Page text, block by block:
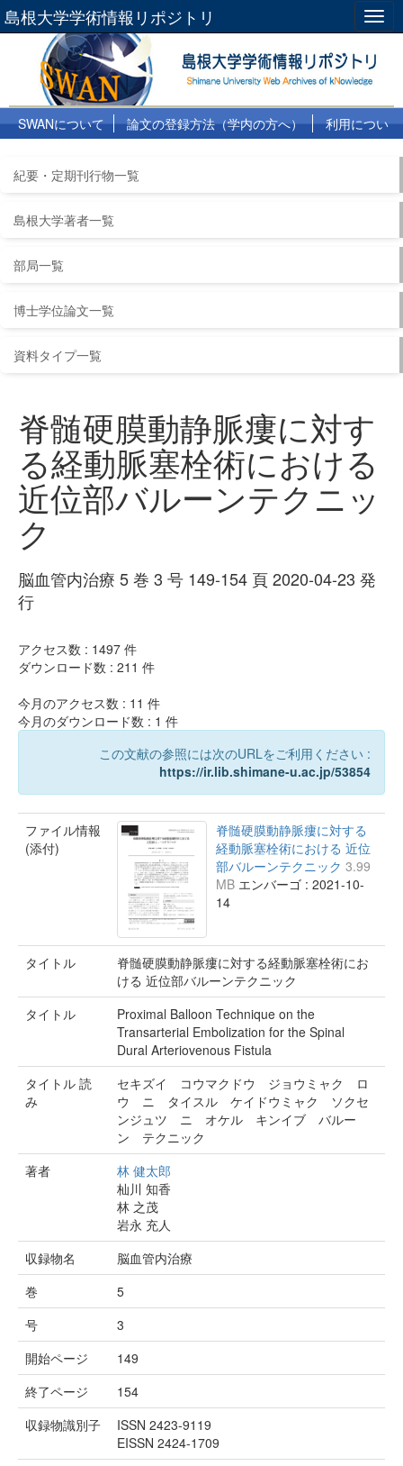
島根大学学術情報リポジトリ
SWANについて 論文の登録方法（学内の方へ）
利用につい
紀要・定期刊行物一覧
島根大学著者一覧
部局一覧
博士学位論文一覧
資料タイプ一覧
脊髄硬膜動静脈瘻に対す
る経動脈塞栓術における
近位部バルーンテクニッ
ク
脳血管内治療 5 巻 3 号 149-154 頁 2020-04-23 発
行
アクセス数 : 1497 件
ダウンロード数 : 211 件
今月のアクセス数 : 11 件
今月のダウンロード数 : 1 件
この文献の参照には次のURLをご利用ください :
https://ir.lib.shimane-u.ac.jp/53854
ファイル情報
(添付)
脊髄硬膜動静脈瘻に対する
経動脈塞栓術における 近位
部バルーンテクニック 3.99
MB エンバーゴ : 2021-10-
14
タイトル
脊髄硬膜動静脈瘻に対する経動脈塞栓術にお
ける 近位部バルーンテクニック
タイトル
Proximal Balloon Technique on the
Transarterial Embolization for the Spinal
Dural Arteriovenous Fistula
タイトル 読
み
セキズイ コウマクドウ ジョウミャク ロ
ウ ニ タイスル ケイドウミャク ソクセ
ンジュツ ニ オケル キンイブ バルー
ン テクニック
著者
林 健太郎
杣川 知香
林 之茂
岩永 充人
収録物名
脳血管内治療
巻
5
号
3
開始ページ
149
終了ページ
154
収録物識別子
ISSN 2423-9119
EISSN 2424-1709